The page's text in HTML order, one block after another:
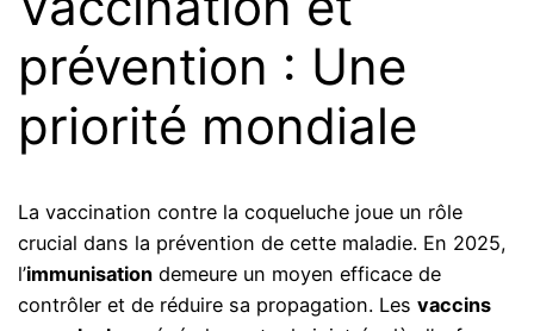
prévention : Une
priorité mondiale
La vaccination contre la coqueluche joue un rôle
crucial dans la prévention de cette maladie. En 2025,
l’immunisation demeure un moyen efficace de
contrôler et de réduire sa propagation. Lesvaccins